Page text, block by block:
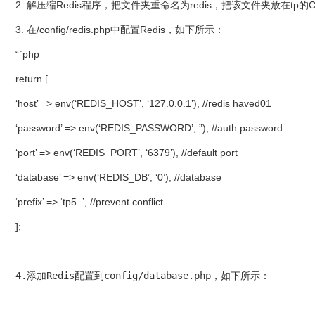
2. 解压缩Redis程序，把文件夹重命名为redis，把该文件夹放在tp的
3. 在/config/redis.php中配置Redis，如下所示：
“`php
return [
‘host’ => env(‘REDIS_HOST’, ‘127.0.0.1’), //redis haved01
‘password’ => env(‘REDIS_PASSWORD’, ”), //auth password
‘port’ => env(‘REDIS_PORT’, ‘6379’), //default port
‘database’ => env(‘REDIS_DB’, ‘0’), //database
‘prefix’ => ‘tp5_’, //prevent conflict
];
4.添加Redis配置到config/database.php，如下所示：